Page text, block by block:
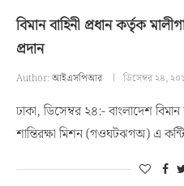
বিমান বাহিনী প্রধান কর্তৃক
প্রদান
Author:আইএসপিআর ডিসেম্বর ২৪,
ঢাকা, ডিসেম্বর ২৪:- বাংলাদেশ
শান্তিরক্ষা মিশন (গওঘটঝগঅ) এ